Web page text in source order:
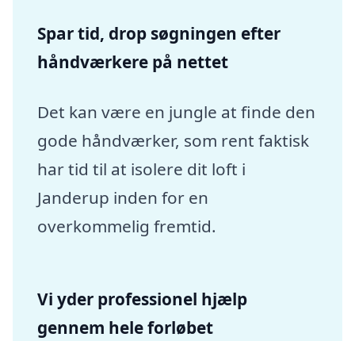
Spar tid, drop søgningen efter
håndværkere på nettet
Det kan være en jungle at finde den
gode håndværker, som rent faktisk
har tid til at isolere dit loft i
Janderup inden for en
overkommelig fremtid.
Vi yder professionel hjælp
gennem hele forløbet